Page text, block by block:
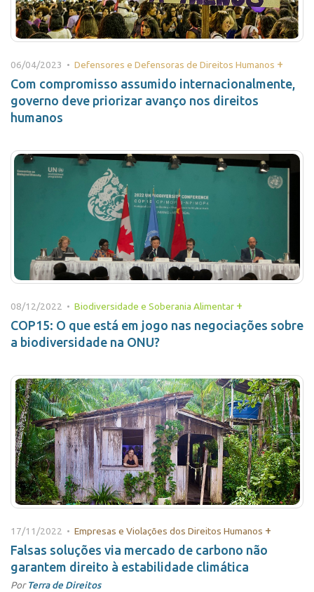
06/04/2023 • Defensores e Defensoras de Direitos Humanos +
Com compromisso assumido internacionalmente,
governo deve priorizar avanço nos direitos
humanos
08/12/2022 • Biodiversidade e Soberania Alimentar +
COP15: O que está em jogo nas negociações sobre
a biodiversidade na ONU?
17/11/2022 • Empresas e Violações dos Direitos Humanos +
Falsas soluções via mercado de carbono não
garantem direito à estabilidade climática
PorTerra de Direitos